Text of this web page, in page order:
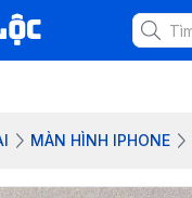
MÀN HÌNH IPHONE